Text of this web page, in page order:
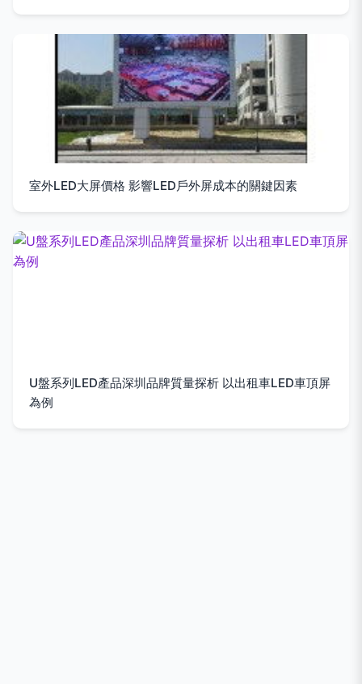
室外LED大屏價格 影響LED戶外屏成本的關鍵因素
U盤系列LED產品深圳品牌質量探析 以出租車LED車頂屏
為例